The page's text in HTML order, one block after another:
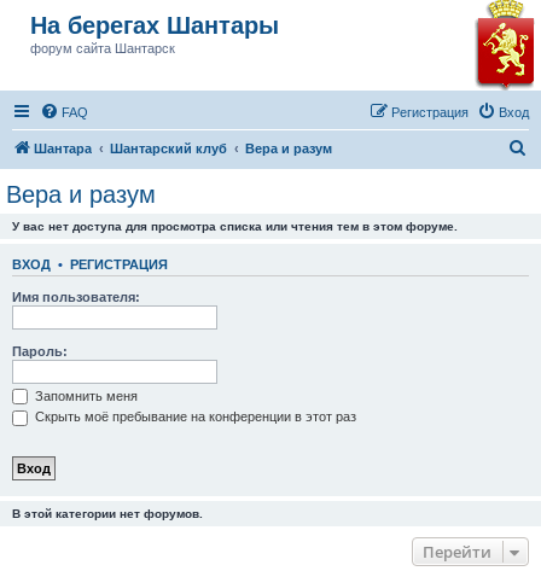
На берегах Шантары
форум сайта Шантарск
FAQ Вход
Регистрация
Шантара Шантарский клуб Вера и разум
Вера и разум
У вас нет доступа для просмотра списка или чтения тем в этом форуме.
ВХОД • РЕГИСТРАЦИЯ
Имя пользователя:
Пароль:
Запомнить меня
Скрыть моё пребывание на конференции в этот раз
В этой категории нет форумов.
Перейти